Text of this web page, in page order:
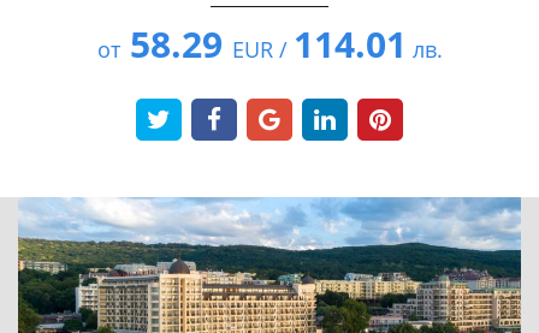
от58.29 EUR / 114.01 лв.